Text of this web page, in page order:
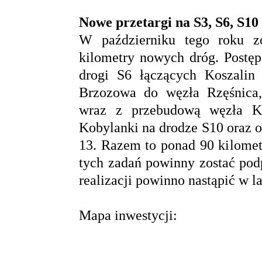
Nowe przetargi na S3, S6,
W październiku tego roku
kilometry nowych dróg.
drogi S6 łączących
Brzozowa do węzła
wraz z przebudową węzła
Kobylanki na drodze S10 oraz
13. Razem to ponad 90
tych zadań powinny zostać
realizacji powinno nastąpić w
Mapa inwestycji: